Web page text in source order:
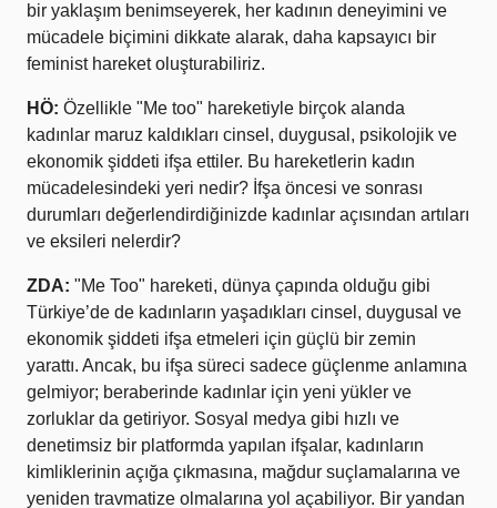
bir yaklaşım benimseyerek, her kadının deneyimini ve
mücadele biçimini dikkate alarak, daha kapsayıcı bir
feminist hareket oluşturabiliriz.
HÖ: Özellikle "Me too" hareketiyle birçok alanda
kadınlar maruz kaldıkları cinsel, duygusal, psikolojik ve
ekonomik şiddeti ifşa ettiler. Bu hareketlerin kadın
mücadelesindeki yeri nedir? İfşa öncesi ve sonrası
durumları değerlendirdiğinizde kadınlar açısından artıları
ve eksileri nelerdir?
ZDA: "Me Too" hareketi, dünya çapında olduğu gibi
Türkiye’de de kadınların yaşadıkları cinsel, duygusal ve
ekonomik şiddeti ifşa etmeleri için güçlü bir zemin
yarattı. Ancak, bu ifşa süreci sadece güçlenme anlamına
gelmiyor; beraberinde kadınlar için yeni yükler ve
zorluklar da getiriyor. Sosyal medya gibi hızlı ve
denetimsiz bir platformda yapılan ifşalar, kadınların
kimliklerinin açığa çıkmasına, mağdur suçlamalarına ve
yeniden travmatize olmalarına yol açabiliyor. Bir yandan